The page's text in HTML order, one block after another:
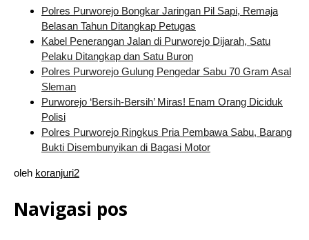
Polres Purworejo Bongkar Jaringan Pil Sapi, Remaja
Belasan Tahun Ditangkap Petugas
Kabel Penerangan Jalan di Purworejo Dijarah, Satu
Pelaku Ditangkap dan Satu Buron
Polres Purworejo Gulung Pengedar Sabu 70 Gram Asal
Sleman
Purworejo ‘Bersih-Bersih’ Miras! Enam Orang Diciduk
Polisi
Polres Purworejo Ringkus Pria Pembawa Sabu, Barang
Bukti Disembunyikan di Bagasi Motor
oleh koranjuri2
Navigasi pos